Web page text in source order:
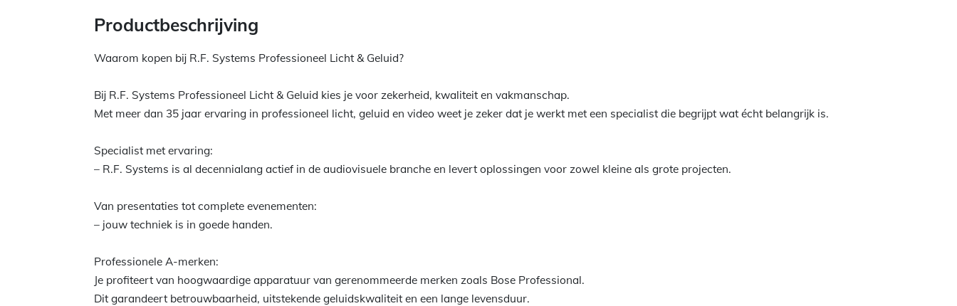
Productbeschrijving
Waarom kopen bij R.F. Systems Professioneel Licht & Geluid?
Bij R.F. Systems Professioneel Licht & Geluid kies je voor zekerheid, kwaliteit en vakmanschap.
Met meer dan 35 jaar ervaring in professioneel licht, geluid en video weet je zeker dat je werkt met een specialist die begrijpt wat écht belangrijk is.
Specialist met ervaring:
– R.F. Systems is al decennialang actief in de audiovisuele branche en levert oplossingen voor zowel kleine als grote projecten.
Van presentaties tot complete evenementen:
– jouw techniek is in goede handen.
Professionele A-merken:
Je profiteert van hoogwaardige apparatuur van gerenommeerde merken zoals Bose Professional.
Dit garandeert betrouwbaarheid, uitstekende geluidskwaliteit en een lange levensduur.